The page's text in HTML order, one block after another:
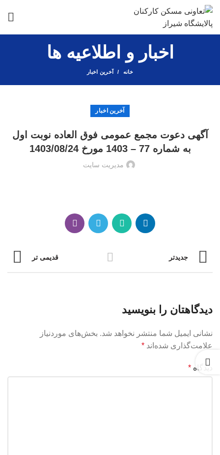
اخبار و اطلاعیه ها
خانه آخرین اخبار
آخرین اخبار
آگهی دعوت مجمع عمومی فوق العاده نوبت اول
به شماره 77 – 1403 مورخ 1403/08/24
مدیریت سایت
جدیدتر قدیمی تر
دیدگاهتان را بنویسید
نشانی ایمیل شما منتشر نخواهد شد. بخش‌های موردنیاز
علامت‌گذاری شده‌اند *
دیدگاه *